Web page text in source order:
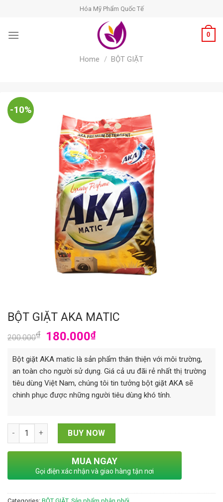
content
Hóa Mỹ Phẩm Quốc Tế
0
Home / BỘT GIẶT
-10%
BỘT GIẶT AKA MATIC
200.000₫ 180.000₫
Bột giặt AKA matic là sản phẩm thân thiện với môi trường,
an toàn cho người sử dụng. Giá cả ưu đãi rẻ nhất thị trường
tiêu dùng Việt Nam, chúng tôi tin tưởng bột giặt AKA sẽ
chinh phục được những người tiêu dùng khó tính.
BỘT GIẶT AKA MATIC quantity
BUY NOW
MUA NGAY
Gọi điện xác nhận và giao hàng tận nơi